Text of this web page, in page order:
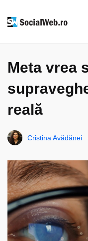
Meta vrea
reală
Cristina Avădănei